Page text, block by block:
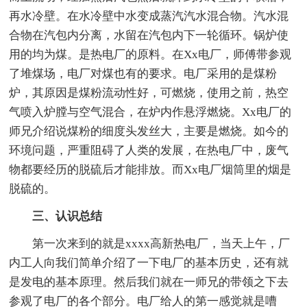
再水冷壁。在水冷壁中水变成蒸汽汽水混合物。汽水混
合物在汽包内分离，水留在汽包内下一轮循环。锅炉使
用的均为煤。是热电厂的原料。在Xx电厂，师傅带参观
了堆煤场，电厂对煤也有的要求。电厂采用的是煤粉
炉，其原因是煤粉流动性好，可燃烧，使用之前，热空
气喷入炉膛与空气混合，在炉内作悬浮燃烧。Xx电厂的
师兄介绍说煤粉的细度头发丝大，主要是燃烧。如今的
环境问题，严重阻碍了人类的发展，在热电厂中，废气
物都要经历的脱硫后才能排放。而Xx电厂烟筒里的烟是
脱硫的。
三、认识总结
第一次来到的就是xxxx高新热电厂，当天上午，厂
内工人向我们简单介绍了一下电厂的基本历史，还有就
是发电的基本原理。然后我们就在一师兄的带领之下去
参观了电厂的各个部分。电厂给人的第一感觉就是嘈